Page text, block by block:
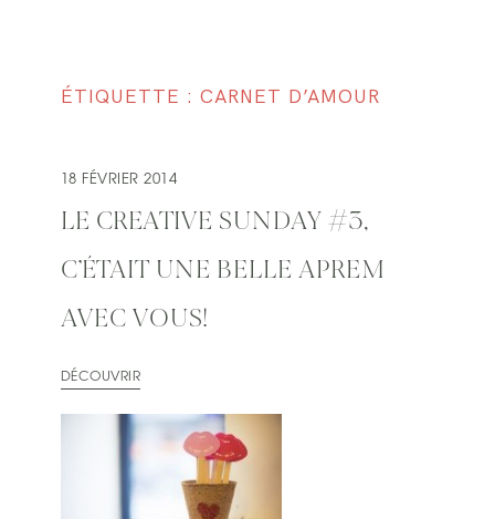
ÉTIQUETTE : CARNET D’AMOUR
18 FÉVRIER 2014
LE CREATIVE SUNDAY #3,
C’ÉTAIT UNE BELLE APREM
AVEC VOUS!
DÉCOUVRIR